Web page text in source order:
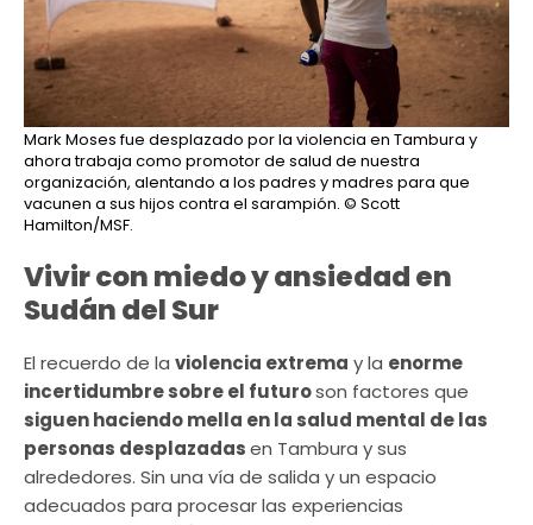
Mark Moses fue desplazado por la violencia en Tambura y
ahora trabaja como promotor de salud de nuestra
organización, alentando a los padres y madres para que
vacunen a sus hijos contra el sarampión. © Scott
Hamilton/MSF.
Vivir con miedo y ansiedad en
Sudán del Sur
El recuerdo de la violencia extrema y la enorme
incertidumbre sobre el futuroson factores que
siguen haciendo mella en la salud mental de las
personas desplazadasen Tambura y sus
alrededores. Sin una vía de salida y un espacio
adecuados para procesar las experiencias